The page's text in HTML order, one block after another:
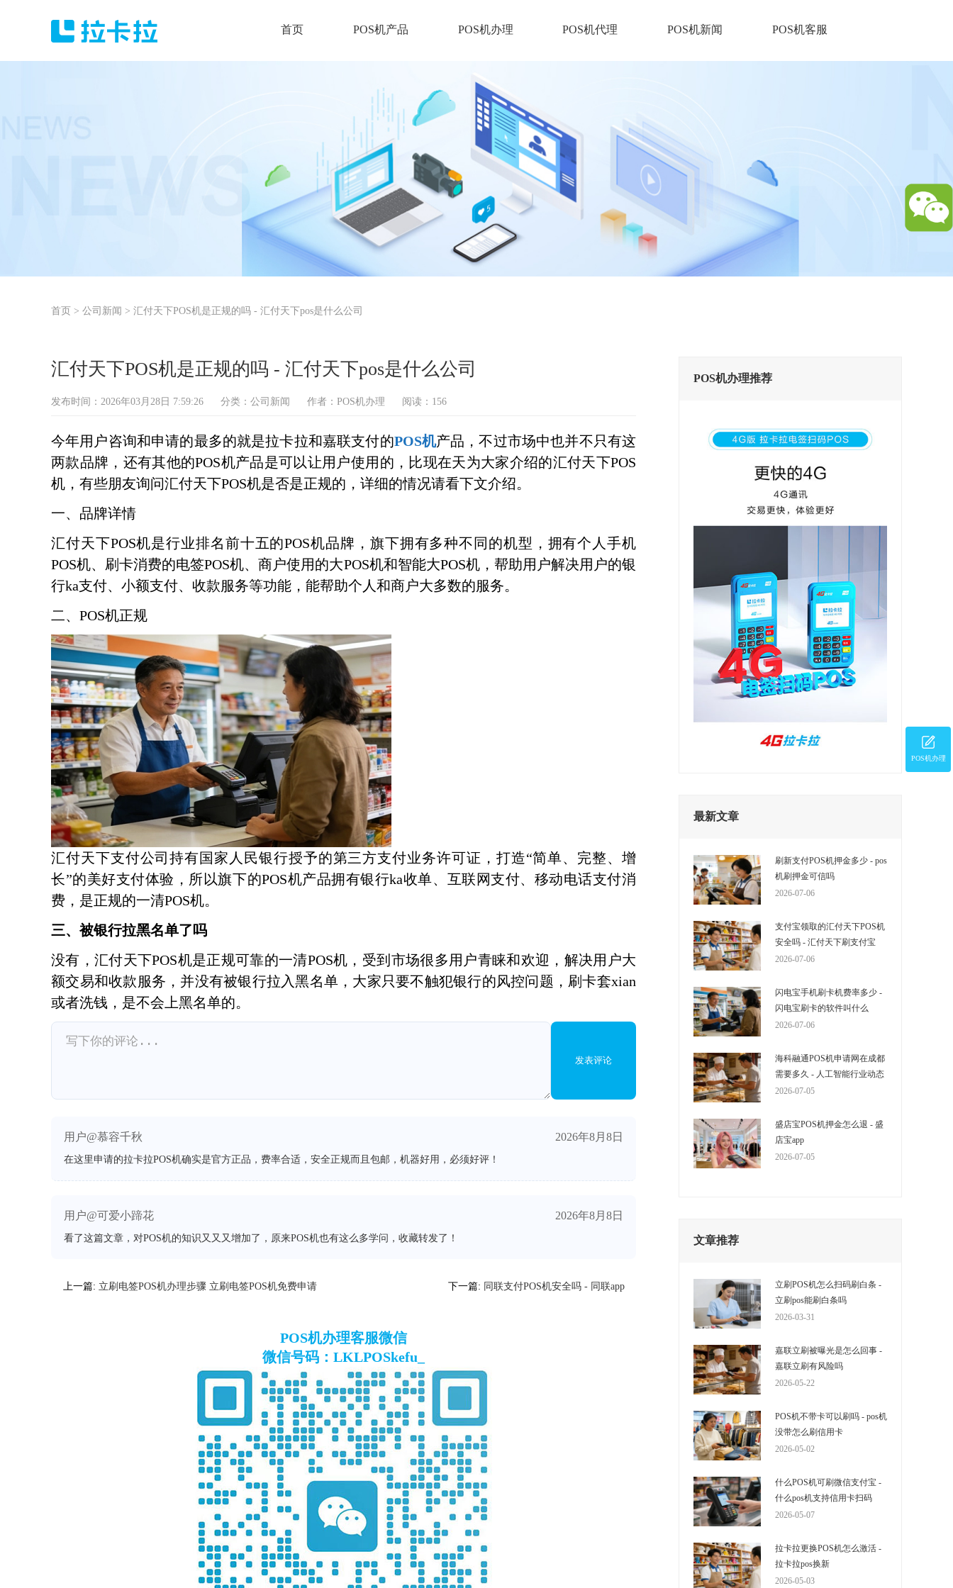
首页 POS机产品 POS机办理 POS机代理 POS机新闻 POS机客服
首页 > 公司新闻 > 汇付天下POS机是正规的吗 - 汇付天下pos是什么公司
汇付天下POS机是正规的吗 - 汇付天下pos是什么公司
发布时间：2026年03月28日 7:59:26 分类： 公司新闻 作者：POS机办理 阅读：156
今年用户咨询和申请的最多的就是拉卡拉和嘉联支付的POS机产品，不过市场中也并不只有这
两款品牌，还有其他的POS机产品是可以让用户使用的，比现在天为大家介绍的汇付天下POS
机，有些朋友询问汇付天下POS机是否是正规的，详细的情况请看下文介绍。
一、品牌详情
汇付天下POS机是行业排名前十五的POS机品牌，旗下拥有多种不同的机型，拥有个人手机
POS机、刷卡消费的电签POS机、商户使用的大POS机和智能大POS机，帮助用户解决用户的银
行ka支付、小额支付、收款服务等功能，能帮助个人和商户大多数的服务。
二、POS机正规
汇付天下支付公司持有国家人民银行授予的第三方支付业务许可证，打造“简单、完整、增
长”的美好支付体验，所以旗下的POS机产品拥有银行ka收单、互联网支付、移动电话支付消
费，是正规的一清POS机。
三、被银行拉黑名单了吗
没有，汇付天下POS机是正规可靠的一清POS机，受到市场很多用户青睐和欢迎，解决用户大
额交易和收款服务，并没有被银行拉入黑名单，大家只要不触犯银行的风控问题，刷卡套xian
或者洗钱，是不会上黑名单的。
发表评论
用户@慕容千秋 2026年8月8日
在这里申请的拉卡拉POS机确实是官方正品，费率合适，安全正规而且包邮，机器好用，必须好评！
用户@可爱小蹄花 2026年8月8日
看了这篇文章，对POS机的知识又又又增加了，原来POS机也有这么多学问，收藏转发了！
上一篇: 立刷电签POS机办理步骤 立刷电签POS机免费申请 下一篇: 同联支付POS机安全吗 - 同联app
POS机办理客服微信
微信号码：LKLPOSkefu_
POS机办理推荐
最新文章
刷新支付POS机押金多少 - pos
机刷押金可信吗
2026-07-06
支付宝领取的汇付天下POS机
安全吗 - 汇付天下刷支付宝
2026-07-06
闪电宝手机刷卡机费率多少 -
闪电宝刷卡的软件叫什么
2026-07-06
海科融通POS机申请网在成都
需要多久 - 人工智能行业动态
2026-07-05
盛店宝POS机押金怎么退 - 盛
店宝app
2026-07-05
文章推荐
立刷POS机怎么扫码刷白条 -
立刷pos能刷白条吗
2026-03-31
嘉联立刷被曝光是怎么回事 -
嘉联立刷有风险吗
2026-05-22
POS机不带卡可以刷吗 - pos机
没带怎么刷信用卡
2026-05-02
什么POS机可刷微信支付宝 -
什么pos机支持信用卡扫码
2026-05-07
拉卡拉更换POS机怎么激活 -
拉卡拉pos换新
2026-05-03
POS机办理